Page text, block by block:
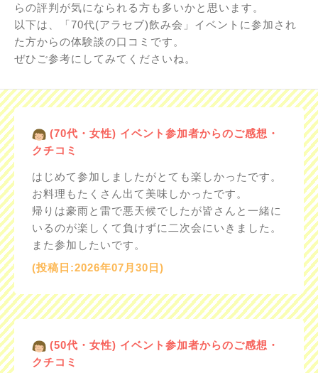
らの評判が気になられる方も多いかと思います。
以下は、「70代(アラセブ)飲み会」イベントに参加され
た方からの体験談の口コミです。
ぜひご参考にしてみてくださいね。
(70代・女性) イベント参加者からのご感想・
クチコミ
はじめて参加しましたがとても楽しかったです。
お料理もたくさん出て美味しかったです。
帰りは豪雨と雷で悪天候でしたが皆さんと一緒に
いるのが楽しくて負けずに二次会にいきました。
また参加したいです。
(投稿日:2026年07月30日)
(50代・女性) イベント参加者からのご感想・
クチコミ